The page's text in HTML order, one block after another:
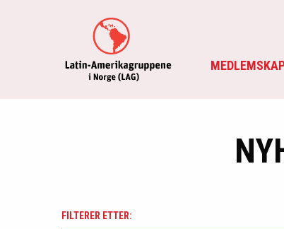
FILTERER ETTER: